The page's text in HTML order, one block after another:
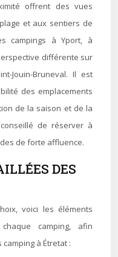
offrent des vues
et aux sentiers de
campings à Yport, à
différente sur
Jouin-Bruneval. Il est
des emplacements
de la saison et de la
de réserver à
de forte affluence.
DES
voici les éléments
camping, afin
à Étretat :